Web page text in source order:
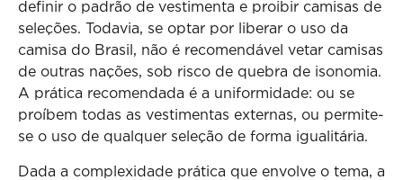
definir o padrão de vestimenta e proibir camisas de
seleções. Todavia, se optar por liberar o uso da
camisa do Brasil, não é recomendável vetar camisas
de outras nações, sob risco de quebra de isonomia.
A prática recomendada é a uniformidade: ou se
proíbem todas as vestimentas externas, ou permite-
se o uso de qualquer seleção de forma igualitária.
Dada a complexidade prática que envolve o tema, a